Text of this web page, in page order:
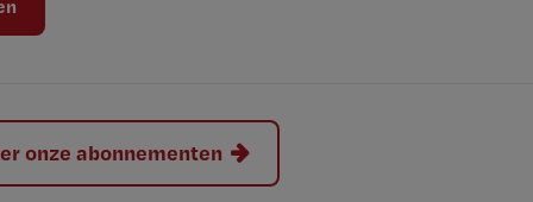
onze abonnementen